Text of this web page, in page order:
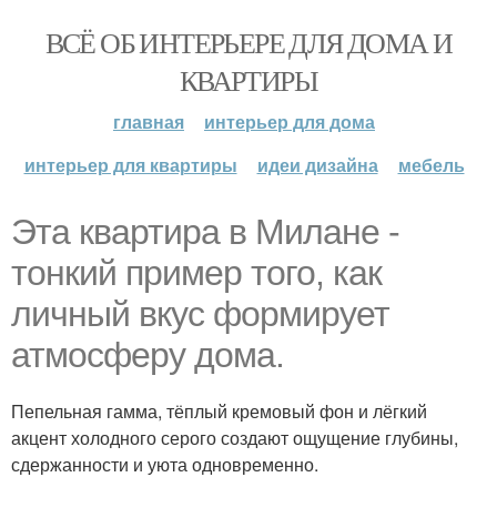
ВСЁ ОБ ИНТЕРЬЕРЕ ДЛЯ ДОМА И
КВАРТИРЫ
главная
интерьер для дома
интерьер для квартиры
идеи дизайна мебель
Эта квартира в Милане -
тонкий пример того, как
личный вкус формирует
атмосферу дома.
Пепельная гамма, тёплый кремовый фон и лёгкий
акцент холодного серого создают ощущение глубины,
сдержанности и уюта одновременно.